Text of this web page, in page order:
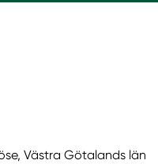
Västra Götalands län